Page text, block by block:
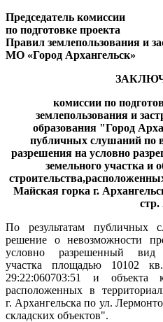
Председатель комиссии
по подготовке проекта
Правил землепользования и
МО «Город
комиссии по
землепользования и
образования "Город
публичных слушаний по
разрешения на условно
земельного участка и
Майская горка г.
стр.
По результатам публичных
решение о невозможности
условно разрешенный вид
участка площадью 10102
29:22:060703:51 и объекта
расположенных в
г. Архангельска по ул.
складских объектов".